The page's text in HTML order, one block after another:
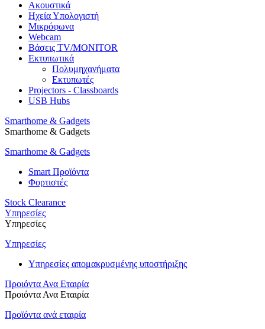
Ακουστικά
Ηχεία Υπολογιστή
Μικρόφωνα
Webcam
Βάσεις TV/MONITOR
Εκτυπωτικά
Πολυμηχανήματα
Εκτυπωτές
Projectors - Classboards
USB Hubs
Smarthome & Gadgets
Smarthome & Gadgets
Smarthome & Gadgets
Smart Προϊόντα
Φορτιστές
Stock Clearance
Υπηρεσίες
Υπηρεσίες
Υπηρεσίες
Υπηρεσίες απομακρυσμένης υποστήριξης
Προιόντα Ανα Εταιρία
Προιόντα Ανα Εταιρία
Προϊόντα ανά εταιρία